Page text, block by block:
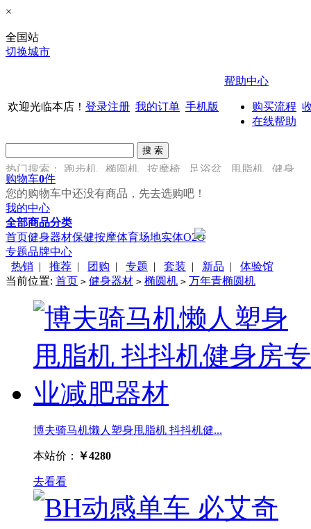
×
全国站
切换城市
欢迎光临本店！ 登录注册 我的订单 手机版
帮助中心
购买流程
在线帮助
热门搜索： 跑步机 椭圆机 按摩椅 足浴盆 甩脂机
健身
车
购物车0件
您的购物车中还没有商品，先去选购吧！
我的中心
全部商品分类
首页健身器材保健按摩体育场地实体O2O
专题品牌中心
热销 | 推荐 | 团购 | 专题 | 套装 | 新品 | 体验馆
当前位置: 首页 > 健身器材 > 椭圆机 > 万年青椭圆机
博夫骑马机懒人塑身甩脂机 抖抖机健...
本站价： ￥4280
去看看